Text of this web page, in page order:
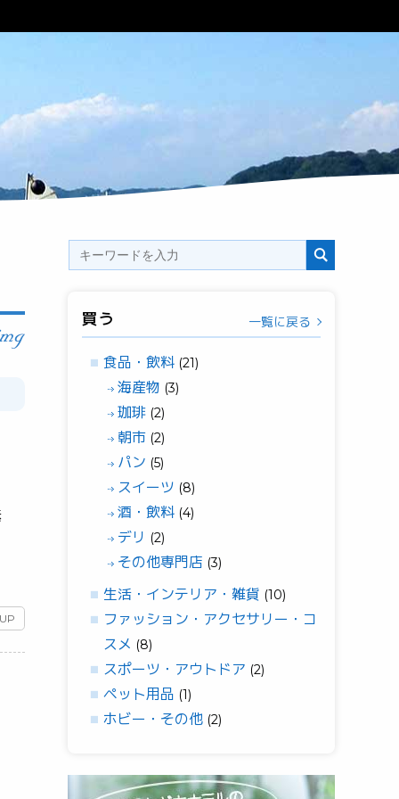
買う 一覧に戻る
食品・飲料 (21)
海産物 (3)
珈琲 (2)
朝市 (2)
パン (5)
スイーツ (8)
酒・飲料 (4)
デリ (2)
その他専門店 (3)
生活・インテリア・雑貨 (10)
ファッション・アクセサリー・コ
スメ (8)
スポーツ・アウトドア (2)
ペット用品 (1)
ホビー・その他 (2)